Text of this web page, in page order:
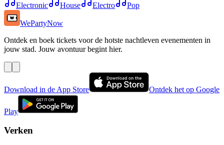
Electronic House Electro Pop
WePartyNow
Ontdek en boek tickets voor de hotste nachtleven evenementen in
jouw stad. Jouw avontuur begint hier.
Download in de App Store Ontdek het op Google
Play
Verken